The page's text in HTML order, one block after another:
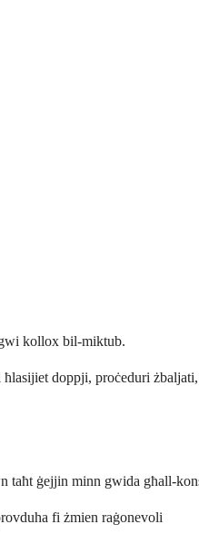
kollox bil-miktub.
doppji, proċeduri
ġejjin minn gwida għall-
fi żmien raġonevoli